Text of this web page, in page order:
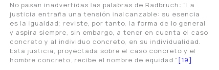
No pasan inadvertidas las palabras de Radbruch: “La
justicia entraña una tensión inalcanzable: su esencia
es la igualdad; reviste, por tanto, la forma de lo general
y aspira siempre, sin embargo, a tener en cuenta el caso
concreto y al individuo concreto, en su individualidad.
Esta justicia, proyectada sobre el caso concreto y el
hombre concreto, recibe el nombre de equidad.” [19]